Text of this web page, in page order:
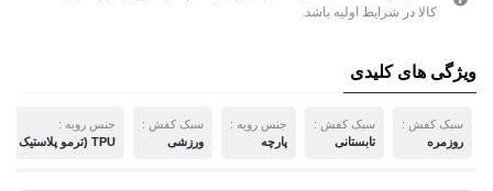
کالا در شرایط اولیه باشد.
ویژگی های کلیدی
سبک کفش :
روزمره
سبک کفش :
تابستانی
جنس رویه :
پارچه
سبک کفش :
ورزشی
جنس رویه :
TPU (ترمو پلاستیک پلی اورتان)